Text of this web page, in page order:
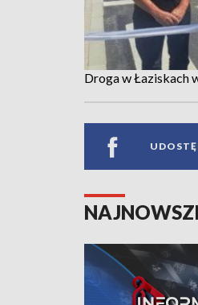
Droga w Łaziskach